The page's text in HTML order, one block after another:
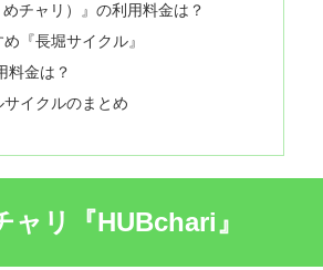
チャリ）』の利用料金は？
『長堀サイクル』
料金は？
イクルのまとめ
リ『HUBchari』